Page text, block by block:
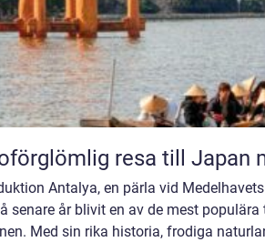
resa till Japan
Antalya, en pärla vid
senare år blivit en av de mest
Med sin rika historia, frodiga